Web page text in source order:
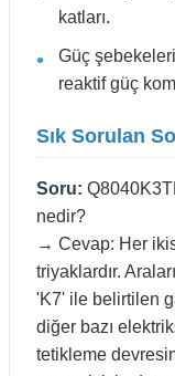
katları.
Güç
reaktif güç
Sık Sorulan
Soru:
nedir?
→ Cevap: Her
triyaklardır.
'K7' ile belirtilen
diğer bazı
tetikleme